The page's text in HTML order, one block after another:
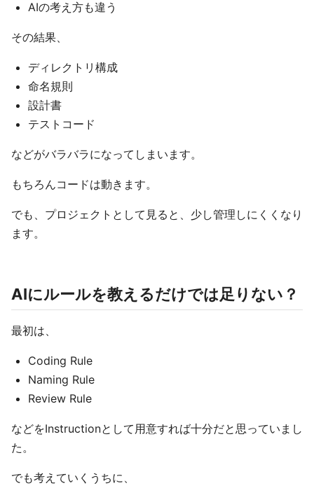
AIの考え方も違う
その結果、
ディレクトリ構成
命名規則
設計書
テストコード
などがバラバラになってしまいます。
もちろんコードは動きます。
でも、プロジェクトとして見ると、少し管理しにくくなり
ます。
AIにルールを教えるだけでは足りない？
最初は、
Coding Rule
Naming Rule
Review Rule
などをInstructionとして用意すれば十分だと思っていまし
た。
でも考えていくうちに、